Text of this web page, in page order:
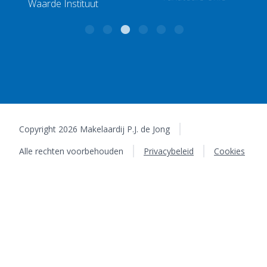
Copyright 2026 Makelaardij P.J. de Jong
Alle rechten voorbehouden
Privacybeleid Cookies